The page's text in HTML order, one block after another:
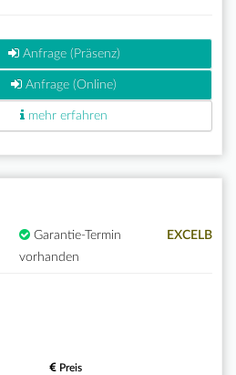
Anfrage (Präsenz)
Anfrage (Online)
mehr erfahren
Garantie-Termin
vorhanden
EXCELB
Preis